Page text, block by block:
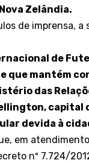
Zelândia.
de imprensa,
de
que mantém
das
devida à
em
nº 7.724/